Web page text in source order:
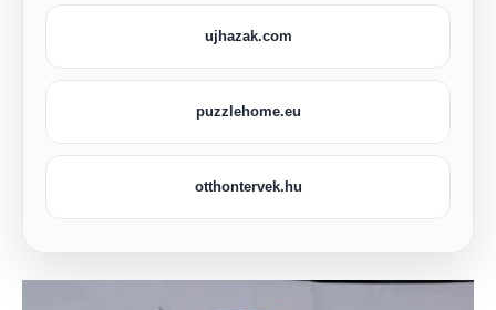
ujhazak.com
puzzlehome.eu
otthontervek.hu